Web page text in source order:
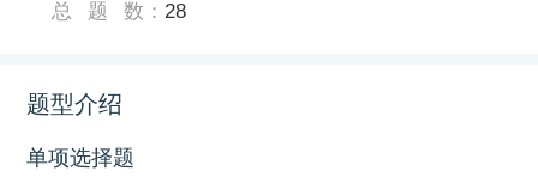
总题数 ： 28
题型介绍
单项选择题